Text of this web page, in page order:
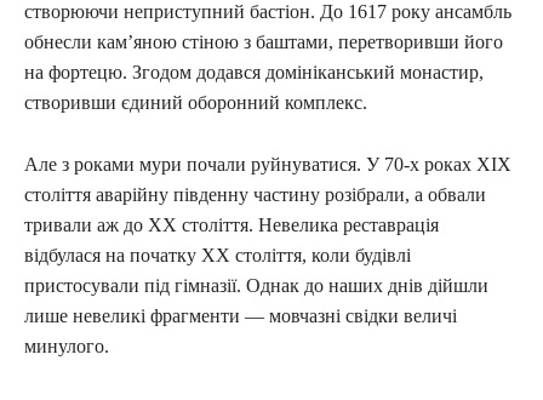
створюючи неприступний бастіон. До 1617 року ансамбль
обнесли кам’яною стіною з баштами, перетворивши його
на фортецю. Згодом додався домініканський монастир,
створивши єдиний оборонний комплекс.
Але з роками мури почали руйнуватися. У 70-х роках XIX
століття аварійну південну частину розібрали, а обвали
тривали аж до XX століття. Невелика реставрація
відбулася на початку XX століття, коли будівлі
пристосували під гімназії. Однак до наших днів дійшли
лише невеликі фрагменти — мовчазні свідки величі
минулого.